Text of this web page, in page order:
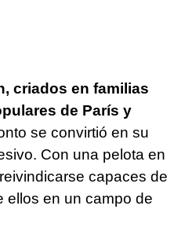
criados en familias
de París y
se convirtió en su
Con una pelota en
capaces de
ellos en un campo de